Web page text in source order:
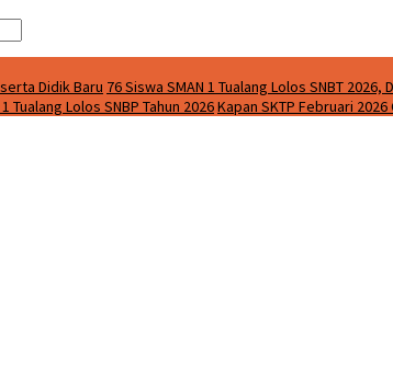
Didik Baru 76 Siswa SMAN 1 Tualang Lolos SNBT
Tualang Lolos SNBP Tahun 2026Kapan SKTP Februari